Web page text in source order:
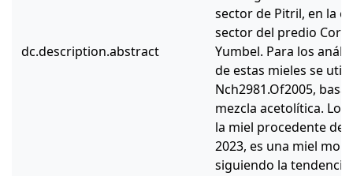
dc.description.abstract
sector de Pitril, en la
sector del predio
Yumbel. Para los
de estas mieles se
Nch2981.Of2005,
mezcla acetolítica.
la miel procedente del
2023, es una miel
siguiendo la